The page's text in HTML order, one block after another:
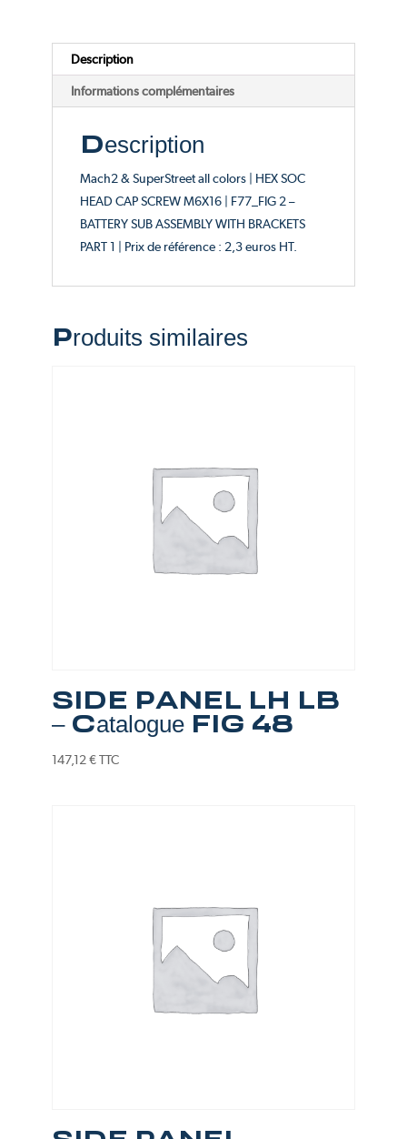
-
Catalogue
Description
Informations complémentaires
Description
Mach2 & SuperStreet all colors | HEX SOC
HEAD CAP SCREW M6X16 | F77_FIG 2 –
BATTERY SUB ASSEMBLY WITH BRACKETS
PART 1 | Prix de référence : 2,3 euros HT.
Produits similaires
SIDE PANEL LH LB
– Catalogue FIG 48
147,12 € TTC